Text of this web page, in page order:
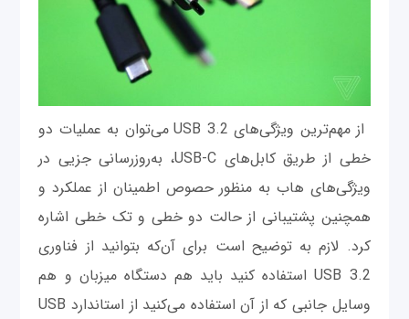
از مهم‌ترین ویژگی‌های USB 3.2 می‌توان به عملیات دو
خطی از طریق کابل‌های USB-C، به‌روزرسانی جزیی در
ویژگی‌های هاب به منظور حصوص اطمینان از عملکرد و
همچنین پشتیبانی از حالت دو خطی و تک خطی اشاره
کرد. لازم به توضیح است برای آن‌که بتوانید از فناوری
USB 3.2 استفاده کنید باید هم دستگاه میزبان و هم
وسایل جانبی که از آن استفاده می‌کنید از استاندارد USB